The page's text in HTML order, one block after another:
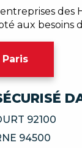
des
aux besoins
92100
94500